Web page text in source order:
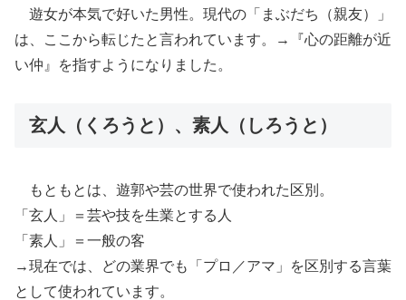
遊女が本気で好いた男性。現代の「まぶだち（親友）」
は、ここから転じたと言われています。→『心の距離が近
い仲』を指すようになりました。
玄人（くろうと）、素人（しろうと）
もともとは、遊郭や芸の世界で使われた区別。
「玄人」＝芸や技を生業とする人
「素人」＝一般の客
→現在では、どの業界でも「プロ／アマ」を区別する言葉
として使われています。